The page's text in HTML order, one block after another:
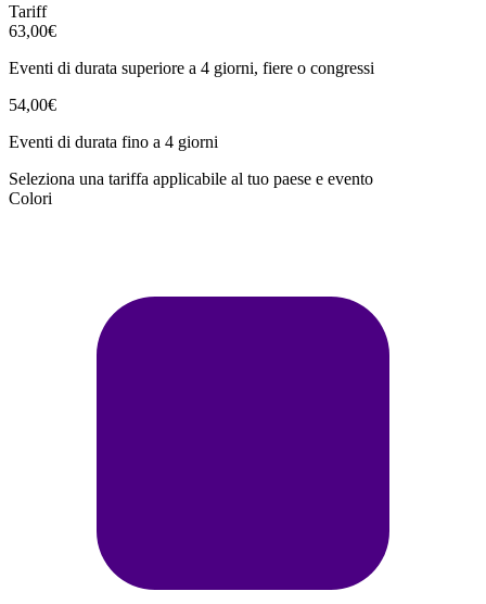
Tariff
63,00€
Eventi di durata superiore a 4 giorni, fiere o congressi
54,00€
Eventi di durata fino a 4 giorni
Seleziona una tariffa applicabile al tuo paese e evento
Colori